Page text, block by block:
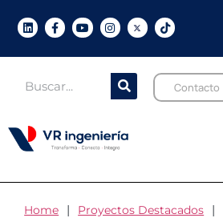
Contacto
Home Proyectos Destacados